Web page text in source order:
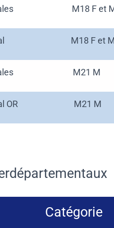
M18 F et
M18 F et
M21 M
OR M21 M
Catégorie